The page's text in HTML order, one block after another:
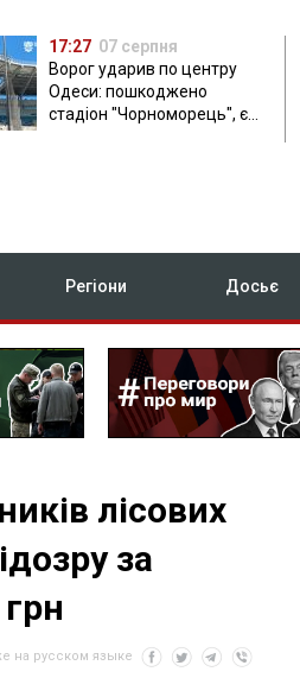
17:27 07 серпня
Ворог ударив по центру
Одеси: пошкоджено
стадіон "Чорноморець", є
Регіони Досьє
лісових
за
на русском языке